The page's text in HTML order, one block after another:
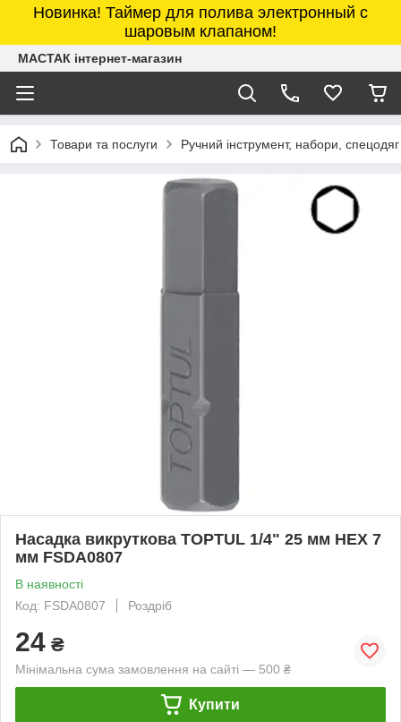
Новинка! Таймер для полива электронный с
шаровым клапаном!
МАСТАК інтернет-магазин
Товари та послуги Ручний інструмент, набори, спецодяг
Насадка викруткова TOPTUL 1/4" 25 мм HEX 7
мм FSDA0807
В наявності
Код: FSDA0807
Роздріб
24 ₴
Мінімальна сума замовлення на сайті — 500 ₴
Купити